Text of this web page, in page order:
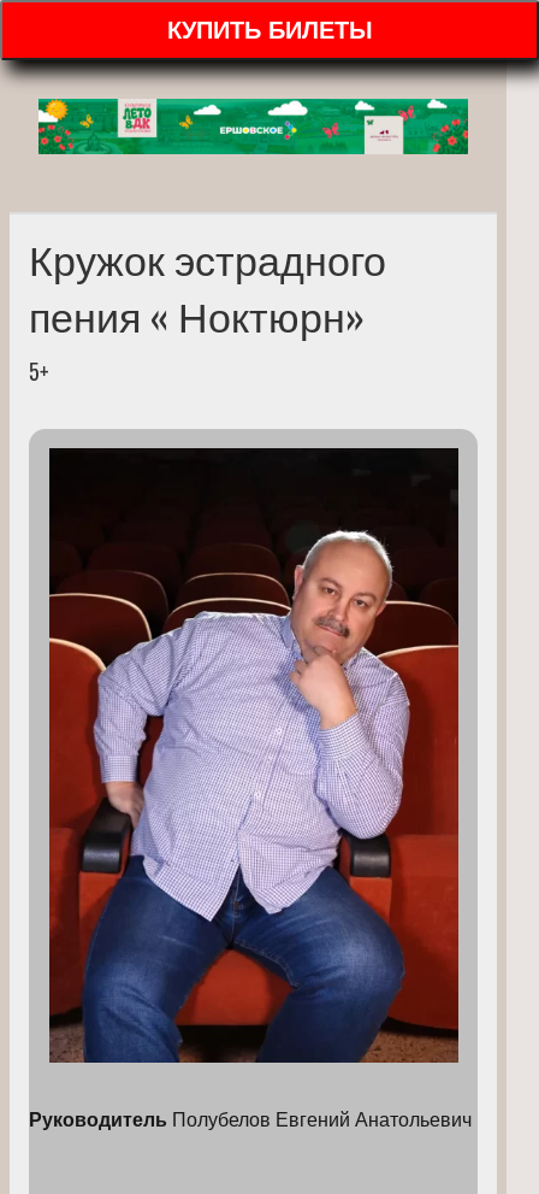
КУПИТЬ БИЛЕТЫ
Кружок эстрадного
пения « Ноктюрн»
5+
Руководитель Полубелов Евгений Анатольевич